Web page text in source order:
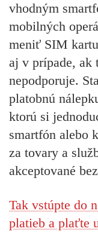
vhodným
mobilných
meniť SIM
aj v prípade, ak
nepodporuje.
platobnú
ktorú si
smartfón alebo
za tovary a
akceptované
Tak vstúpte do
platieb a plaťte